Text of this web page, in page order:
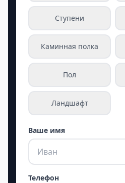
Ступени
Каминная полка
Пол
Ландшафт
Ваше имя
Телефон